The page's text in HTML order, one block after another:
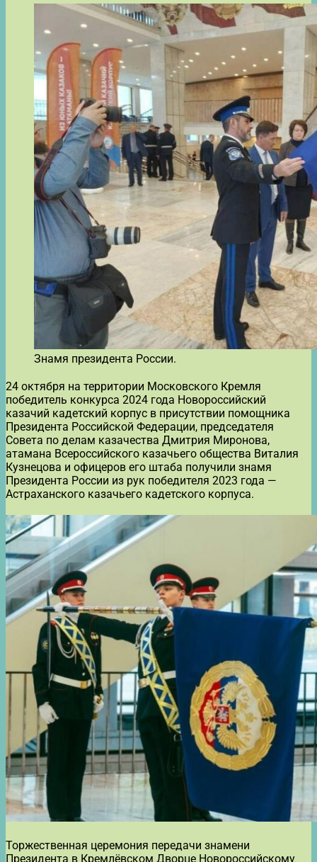
Знамя президента России.
24 октября на территории Московского Кремля
победитель конкурса 2024 года Новороссийский
казачий кадетский корпус в присутствии помощника
Президента Российской Федерации, председателя
Совета по делам казачества Дмитрия Миронова,
атамана Всероссийского казачьего общества Виталия
Кузнецова и офицеров его штаба получили знамя
Президента России из рук победителя 2023 года —
Астраханского казачьего кадетского корпуса.
Торжественная церемония передачи знамени
Президента в Кремлёвском Дворце Новороссийскому